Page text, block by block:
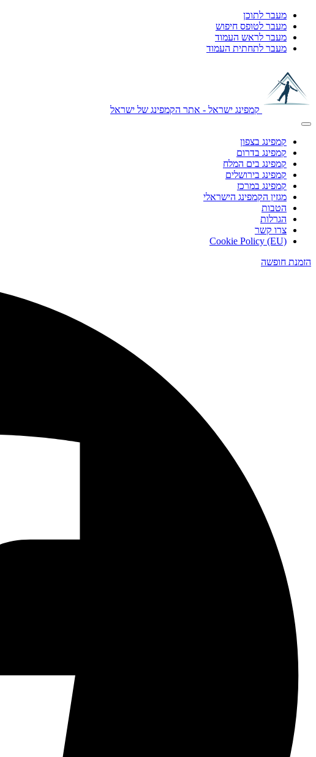
מעבר לתוכן
מעבר לטופס חיפוש
מעבר לראש העמוד
מעבר לתחתית העמוד
קמפינג ישראל - אתר הקמפינג של ישראל
קמפינג בצפון
קמפינג בדרום
קמפינג בים המלח
קמפינג בירושלים
קמפינג במרכז
מגזין הקמפינג הישראלי
הטבות
הגרלות
צרו קשר
Cookie Policy (EU)
הזמנת חופשה